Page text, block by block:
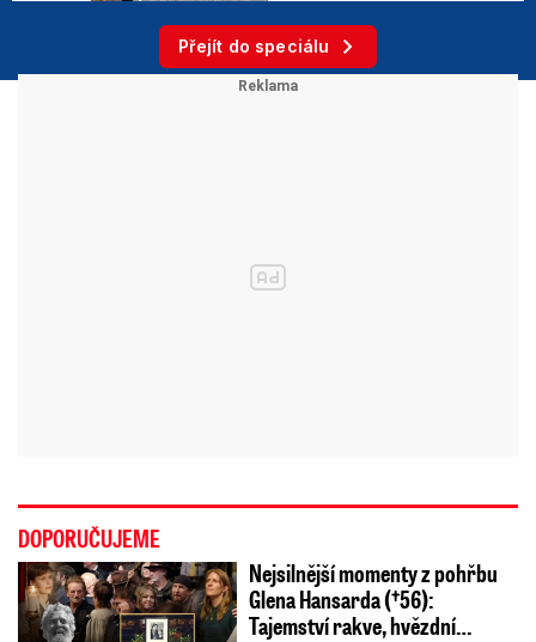
Přejít do speciálu
DOPORUČUJEME
Nejsilnější momenty z pohřbu
Glena Hansarda (†56):
Tajemství rakve, hvězdní…